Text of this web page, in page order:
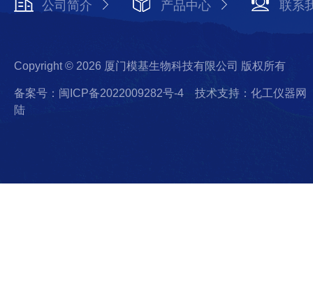
公司简介 产品中心 联系
Copyright © 2026 厦门模基生物科技有限公司 版权所有
备案号：闽ICP备2022009282号-4
技术支持：化工仪器网
陆